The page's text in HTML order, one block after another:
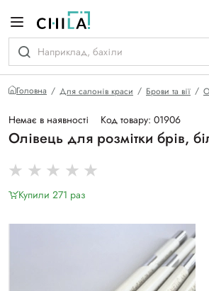
Головна Для салонів краси Брови та вії
Немає в наявності Код товару: 01906
Олівець для розмітки брів,
Купили 271 раз
гамі